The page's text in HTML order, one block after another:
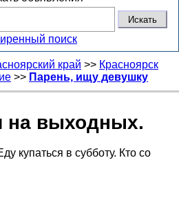
поиск
край >> Красноярск
>> Парень, ищу девушку
на выходных.
купаться в субботу. Кто со